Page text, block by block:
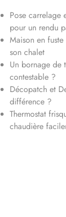
Pose carrelage
pour un rendu
Maison en
son chalet
Un bornage de
contestable ?
Décopatch et
différence ?
Thermostat
chaudière